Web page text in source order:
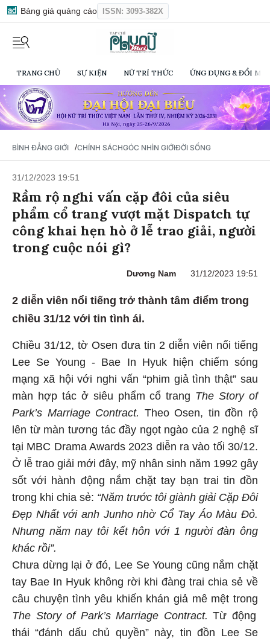
Bảng giá quảng cáo ISSN: 3093-382X
TRANG CHỦ SỰ KIỆN NỮ TRÍ THỨC ỨNG DỤNG & ĐỔI
BÌNH ĐẲNG GIỚI /CHÍNH SÁCHGÓC NHÌN GIỚIĐỜI SỐNG
31/12/2023 19:51
Rầm rộ nghi vấn cặp đôi của siêu
phẩm cổ trang vượt mặt Dispatch tự
công khai hẹn hò ở lễ trao giải, người
trong cuộc nói gì?
Dương Nam 31/12/2023 19:51
2 diễn viên nổi tiếng trở thành tâm điểm trong
chiều 31/12 với tin tình ái.
Chiều 31/12, tờ Osen đưa tin 2 diễn viên nổi tiếng
Lee Se Young - Bae In Hyuk hiện chiếm sóng
mạng xã hội với nghi vấn “phim giả tình thật” sau
màn hợp tác ở siêu phẩm cổ trang The Story of
Park’s Marriage Contract.
Theo Osen, tin đồn rộ
lên từ màn tương tác đầy ngọt ngào của 2 nghệ sĩ
tại MBC Drama Awards 2023 diễn ra vào tối 30/12.
Ở lễ trao giải mới đây, mỹ nhân sinh năm 1992 gây
sốt với hành động nắm chặt tay bạn trai tin đồn
trong khi chia sẻ: “Năm trước tôi giành giải Cặp Đôi
Đẹp Nhất với anh Junho nhờ Cổ Tay Áo Màu Đỏ.
Nhưng năm nay tôi kết hôn với 1 người đàn ông
khác rồi”.
Chưa dừng lại ở đó, Lee Se Young cũng nắm chặt
tay Bae In Hyuk không rời khi đàng trai chia sẻ về
câu chuyện tình yêu khiến khán giả mê mệt trong
The Story of Park’s Marriage Contract. Từ động
thái “đánh dấu chủ quyền” này, tin đồn Lee Se